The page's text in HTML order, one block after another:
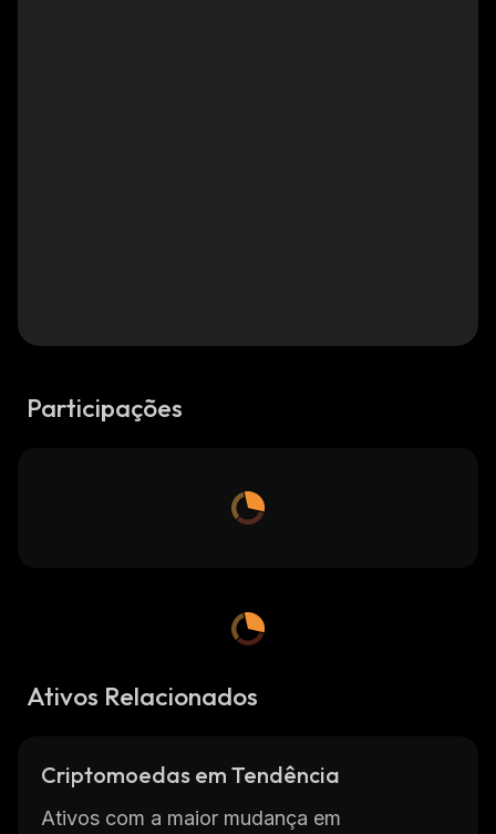
Participações
Ativos Relacionados
Criptomoedas em Tendência
Ativos com a maior mudança em